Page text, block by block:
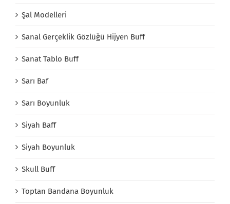
Şal Modelleri
Sanal Gerçeklik Gözlüğü Hijyen Buff
Sanat Tablo Buff
Sarı Baf
Sarı Boyunluk
Siyah Baff
Siyah Boyunluk
Skull Buff
Toptan Bandana Boyunluk